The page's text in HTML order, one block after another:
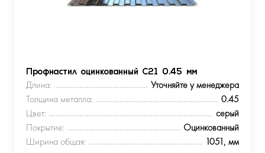
Профнастил оцинкованный С21 0.45 мм
Длина:
Уточняйте у менеджера
Толщина металла:
0.45
Цвет:
серый
Покрытие:
Оцинкованный
Ширина общая:
1051, мм